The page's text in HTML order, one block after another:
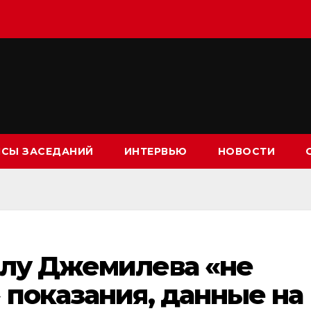
ЗАСЕДАНИЙ ИНТЕРВЬЮ НОВОСТИ
Джемилева «не
данные на